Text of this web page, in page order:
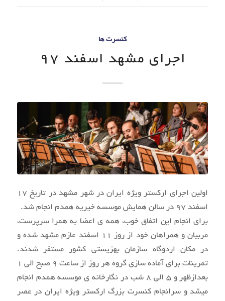
کنسرت ها
اجرای مشهد اسفند 97
اولین اجرای ارکستر ویژه ایران در شهر مشهد در تاریخ 17
اسفند 97 در سالن همایش موسسه خیریه همدم انجام شد.
برای انجام این اتفاق خوب، همه ی اعضا به همرا سرپرست،
مربیان و همراهان خود از روز 11 اسفند عازم مشهد شده و
در مکان اردوگاه سازمان بهزیستی کشور مستقر شدند.
تمرینات برای آماده سازی گروه هر روز از ساعت 9 صبح الی 1
بعدازظهر و 5 الی 8 شب در نگارخانه ی موسسه همدم انجام
میشد و سرانجام کنسرت بزرگ ارکستر ویژه ایران در عصر